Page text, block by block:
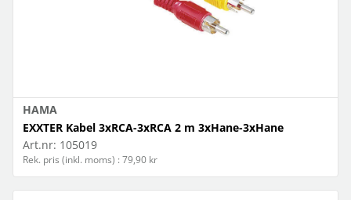
HAMA
EXXTER Kabel 3xRCA-3xRCA 2 m 3xHane-3xHane
Art.nr: 105019
Rek. pris (inkl. moms) : 79,90 kr